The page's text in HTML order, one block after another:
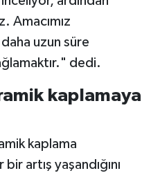
Amacımız
uzun süre
dedi.
kaplamaya
kaplama
artış yaşandığını